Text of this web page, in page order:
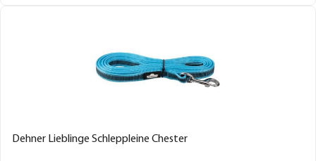
Dehner Lieblinge Schleppleine Chester